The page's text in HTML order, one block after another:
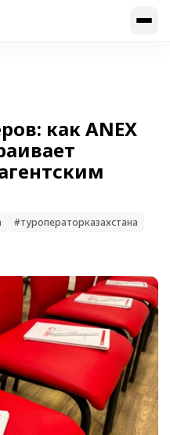
как ANEX
#туроператорказахстана